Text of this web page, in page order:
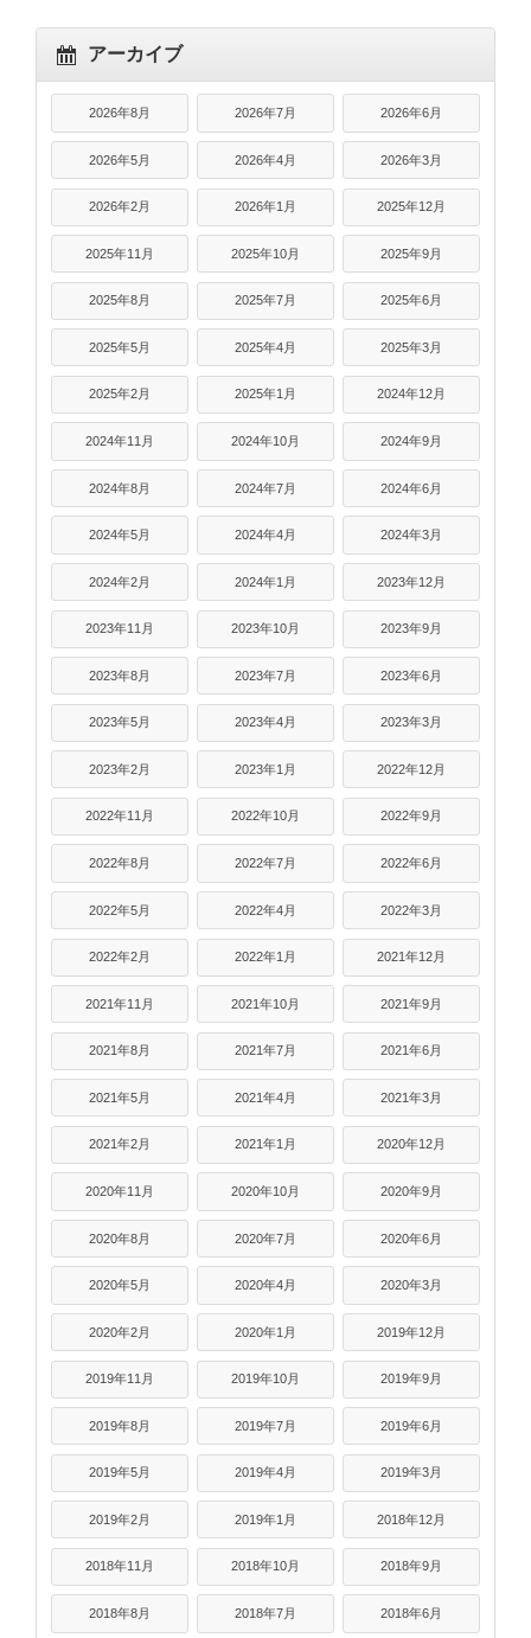
アーカイブ
2026年8月 2026年7月 2026年6月
2026年5月 2026年4月 2026年3月
2026年2月 2026年1月 2025年12月
2025年11月 2025年10月 2025年9月
2025年8月 2025年7月 2025年6月
2025年5月 2025年4月 2025年3月
2025年2月 2025年1月 2024年12月
2024年11月 2024年10月 2024年9月
2024年8月 2024年7月 2024年6月
2024年5月 2024年4月 2024年3月
2024年2月 2024年1月 2023年12月
2023年11月 2023年10月 2023年9月
2023年8月 2023年7月 2023年6月
2023年5月 2023年4月 2023年3月
2023年2月 2023年1月 2022年12月
2022年11月 2022年10月 2022年9月
2022年8月 2022年7月 2022年6月
2022年5月 2022年4月 2022年3月
2022年2月 2022年1月 2021年12月
2021年11月 2021年10月 2021年9月
2021年8月 2021年7月 2021年6月
2021年5月 2021年4月 2021年3月
2021年2月 2021年1月 2020年12月
2020年11月 2020年10月 2020年9月
2020年8月 2020年7月 2020年6月
2020年5月 2020年4月 2020年3月
2020年2月 2020年1月 2019年12月
2019年11月 2019年10月 2019年9月
2019年8月 2019年7月 2019年6月
2019年5月 2019年4月 2019年3月
2019年2月 2019年1月 2018年12月
2018年11月 2018年10月 2018年9月
2018年8月 2018年7月 2018年6月